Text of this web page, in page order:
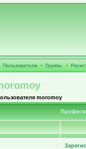
Пользователи • Группы •
moromoy
Профиль